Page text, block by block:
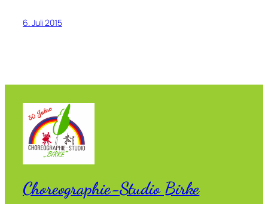
6. Juli 2015
Choreographie-Studio Birke